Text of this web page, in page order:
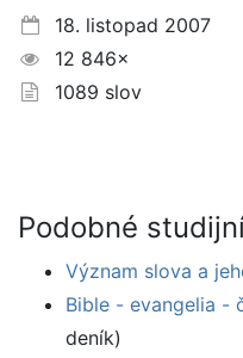
18. listopad 2007
12 846×
1089 slov
Podobné
Význam slova a
Bible - evangelia -
deník)